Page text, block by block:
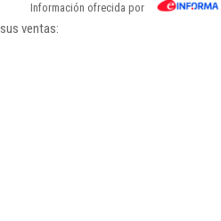
Información ofrecida por
ventas: